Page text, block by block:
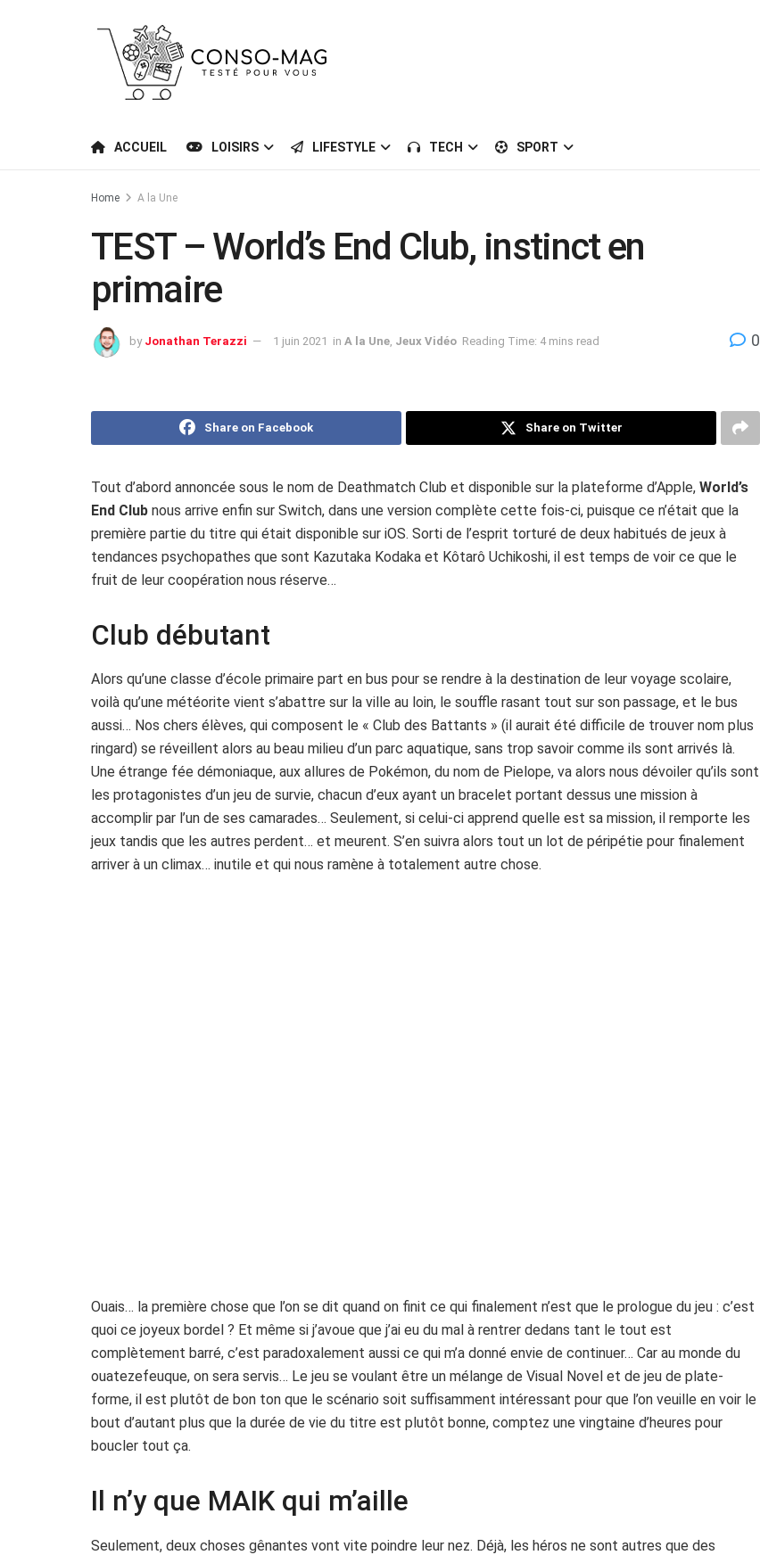
ACCUEIL LOISIRS LIFESTYLE TECH SPORT
Home A la Une
TEST – World’s End Club, instinct en
primaire
by Jonathan Terazzi 1 juin 2021 in A la Une Jeux Vidéo Reading Time: 4 mins read 0
Share on Facebook Share on Twitter
Tout d’abord annoncée sous le nom de Deathmatch Club et disponible sur la plateforme d’Apple, World’s
End Club nous arrive enfin sur Switch, dans une version complète cette fois-ci, puisque ce n’était que la
première partie du titre qui était disponible sur iOS. Sorti de l’esprit torturé de deux habitués de jeux à
tendances psychopathes que sont Kazutaka Kodaka et Kôtarô Uchikoshi, il est temps de voir ce que le
fruit de leur coopération nous réserve…
Club débutant
Alors qu’une classe d’école primaire part en bus pour se rendre à la destination de leur voyage scolaire,
voilà qu’une météorite vient s’abattre sur la ville au loin, le souffle rasant tout sur son passage, et le bus
aussi… Nos chers élèves, qui composent le « Club des Battants » (il aurait été difficile de trouver nom plus
ringard) se réveillent alors au beau milieu d’un parc aquatique, sans trop savoir comme ils sont arrivés là.
Une étrange fée démoniaque, aux allures de Pokémon, du nom de Pielope, va alors nous dévoiler qu’ils sont
les protagonistes d’un jeu de survie, chacun d’eux ayant un bracelet portant dessus une mission à
accomplir par l’un de ses camarades… Seulement, si celui-ci apprend quelle est sa mission, il remporte les
jeux tandis que les autres perdent… et meurent. S’en suivra alors tout un lot de péripétie pour finalement
arriver à un climax… inutile et qui nous ramène à totalement autre chose.
Ouais… la première chose que l’on se dit quand on finit ce qui finalement n’est que le prologue du jeu : c’est
quoi ce joyeux bordel ? Et même si j’avoue que j’ai eu du mal à rentrer dedans tant le tout est
complètement barré, c’est paradoxalement aussi ce qui m’a donné envie de continuer… Car au monde du
ouatezefeuque, on sera servis… Le jeu se voulant être un mélange de Visual Novel et de jeu de plate-
forme, il est plutôt de bon ton que le scénario soit suffisamment intéressant pour que l’on veuille en voir le
bout d’autant plus que la durée de vie du titre est plutôt bonne, comptez une vingtaine d’heures pour
boucler tout ça.
Il n’y que MAIK qui m’aille
Seulement, deux choses gênantes vont vite poindre leur nez. Déjà, les héros ne sont autres que des